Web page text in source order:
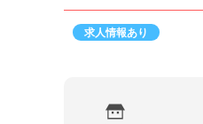
求人情報あり